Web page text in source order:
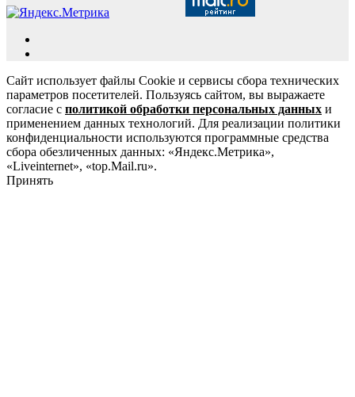
Сайт использует файлы Cookie и сервисы сбора технических
параметров посетителей. Пользуясь сайтом, вы выражаете
согласие с политикой обработки персональных данных и
применением данных технологий. Для реализации политики
конфиденциальности используются программные средства
сбора обезличенных данных: «Яндекс.Метрика»,
«Liveinternet», «top.Mail.ru».
Принять